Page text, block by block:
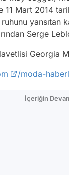
Mart 2014
ruhunu
Serge
Georgia
/moda-
İçeriğin